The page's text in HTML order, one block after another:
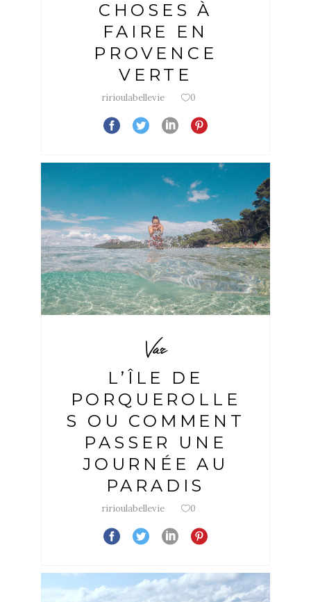
CHOSES À
FAIRE EN
PROVENCE
VERTE
ririoulabellevie 0
Var
L’ÎLE DE
PORQUEROLLE
S OU COMMENT
PASSER UNE
JOURNÉE AU
PARADIS
ririoulabellevie 0